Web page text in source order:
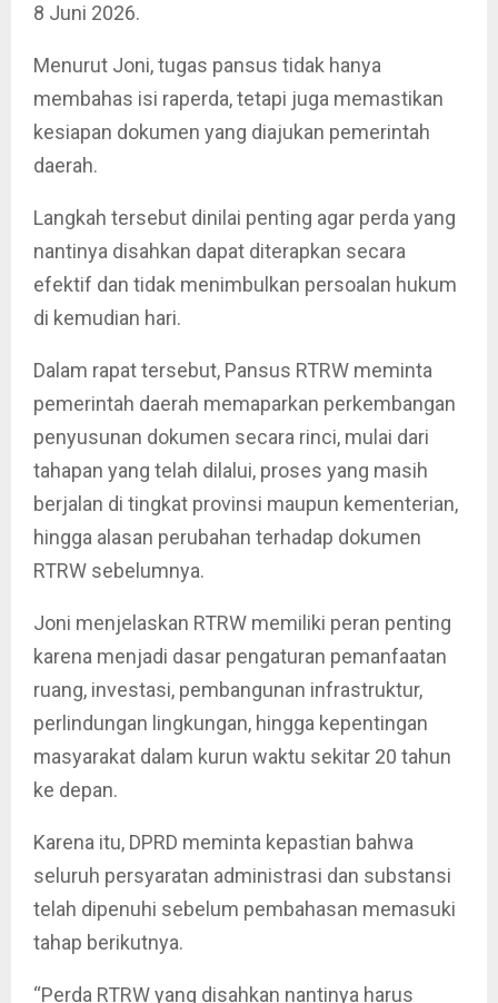
8 Juni 2026.
Menurut Joni, tugas pansus tidak hanya
membahas isi raperda, tetapi juga memastikan
kesiapan dokumen yang diajukan pemerintah
daerah.
Langkah tersebut dinilai penting agar perda yang
nantinya disahkan dapat diterapkan secara
efektif dan tidak menimbulkan persoalan hukum
di kemudian hari.
Dalam rapat tersebut, Pansus RTRW meminta
pemerintah daerah memaparkan perkembangan
penyusunan dokumen secara rinci, mulai dari
tahapan yang telah dilalui, proses yang masih
berjalan di tingkat provinsi maupun kementerian,
hingga alasan perubahan terhadap dokumen
RTRW sebelumnya.
Joni menjelaskan RTRW memiliki peran penting
karena menjadi dasar pengaturan pemanfaatan
ruang, investasi, pembangunan infrastruktur,
perlindungan lingkungan, hingga kepentingan
masyarakat dalam kurun waktu sekitar 20 tahun
ke depan.
Karena itu, DPRD meminta kepastian bahwa
seluruh persyaratan administrasi dan substansi
telah dipenuhi sebelum pembahasan memasuki
tahap berikutnya.
“Perda RTRW yang disahkan nantinya harus